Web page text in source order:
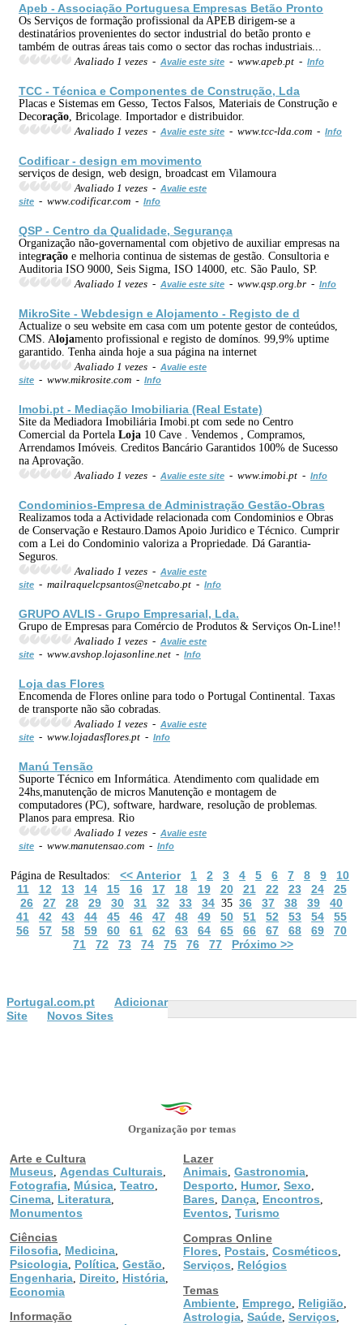
Apeb - Associação Portuguesa Empresas Betão Pronto
Os Serviços de formação profissional da APEB dirigem-se a
destinatários provenientes do sector industrial do betão pronto e
também de outras áreas tais como o sector das rochas industriais...
Avaliado 1 vezes - Avalie este site - www.apeb.pt - Info
TCC - Técnica e Componentes de Construção, Lda
Placas e Sistemas em Gesso, Tectos Falsos, Materiais de Construção e
Decoração , Bricolage. Importador e distribuidor.
Avaliado 1 vezes - Avalie este site - www.tcc-lda.com - Info
Codificar - design em movimento
serviços de design, web design, broadcast em Vilamoura
Avaliado 1 vezes - Avalie este
site - www.codificar.com - Info
QSP - Centro da Qualidade, Segurança
Organização não-governamental com objetivo de auxiliar empresas na
integração e melhoria continua de sistemas de gestão. Consultoria e
Auditoria ISO 9000, Seis Sigma, ISO 14000, etc. São Paulo, SP.
Avaliado 1 vezes - Avalie este site - www.qsp.org.br - Info
MikroSite - Webdesign e Alojamento - Registo de d
Actualize o seu website em casa com um potente gestor de conteúdos,
CMS. Alojamento profissional e registo de domínos. 99,9% uptime
garantido. Tenha ainda hoje a sua página na internet
Avaliado 1 vezes - Avalie este
site - www.mikrosite.com - Info
Imobi.pt - Mediação Imobiliaria (Real Estate)
Site da Mediadora Imobiliária Imobi.pt com sede no Centro
Comercial da Portela Loja 10 Cave . Vendemos , Compramos,
Arrendamos Imóveis. Creditos Bancário Garantidos 100% de Sucesso
na Aprovação.
Avaliado 1 vezes - Avalie este site - www.imobi.pt - Info
Condominios-Empresa de Administração Gestão-Obras
Realizamos toda a Actividade relacionada com Condominios e Obras
de Conservação e Restauro.Damos Apoio Juridico e Técnico. Cumprir
com a Lei do Condominio valoriza a Propriedade. Dá Garantia-
Seguros.
Avaliado 1 vezes - Avalie este
site - mailraquelcpsantos@netcabo.pt - Info
GRUPO AVLIS - Grupo Empresarial, Lda.
Grupo de Empresas para Comércio de Produtos & Serviços On-Line!!
Avaliado 1 vezes - Avalie este
site - www.avshop.lojasonline.net - Info
Loja das Flores
Encomenda de Flores online para todo o Portugal Continental. Taxas
de transporte não são cobradas.
Avaliado 1 vezes - Avalie este
site - www.lojadasflores.pt - Info
Manú Tensão
Suporte Técnico em Informática. Atendimento com qualidade em
24hs,manutenção de micros Manutenção e montagem de
computadores (PC), software, hardware, resolução de problemas.
Planos para empresa. Rio
Avaliado 1 vezes - Avalie este
site - www.manutensao.com - Info
Página de Resultados: << Anterior 1 2 3 4 5 6 7 8 9
10
11
12 13 14 15 16 17 18 19 20 21 22 23 24
25
26
27 28 29 30 31 32 33 34 35 36 37 38 39
40
41
42 43 44 45 46 47 48 49 50 51 52 53 54
55
56
57 58 59 60 61 62 63 64 65 66 67 68 69
70
71
72 73 74 75 76 77 Próximo >>
Portugal.com.pt
Adicionar
Site
Novos Sites
Organização por temas
Arte e Cultura
Museus
Agendas Culturais
Fotografia Música Teatro
Cinema Literatura
Monumentos
Ciências
Filosofia Medicina
Psicologia Política Gestão
Engenharia Direito História
Economia
Informação
Lazer
Animais Gastronomia
Desporto Humor, Sexo
Bares Dança Encontros
Eventos Turismo
Compras Online
Flores
Postais Cosméticos
Serviços
Relógios
Temas
Ambiente Emprego Religião
Astrologia Saúde Serviços